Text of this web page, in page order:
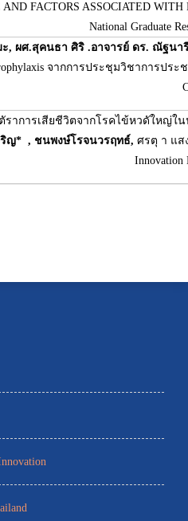
AND FACTORS ASSOCIATED
National Graduate
, ผศ.สุคนธา ศิริ .อาจารย์ ดร. ณัฐนา
จากการประชุมวิชาการ
ราการเสียชีวิตจากโรคไข้หวดัใหญ่ใน
ญ* , ชนพงษ์โรจนวรฤทธ์, ศรตุ า แสง
Innovation